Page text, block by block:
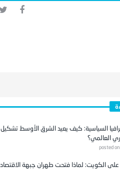
السياسية: كيف يعيد الشرق الأوسط تشكيل
العالمي؟
posted
على الكويت: لماذا فتحت طهران جبهة الاقتصاد